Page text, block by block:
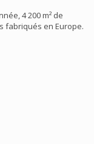
4 200 m² de
fabriqués en Europe.